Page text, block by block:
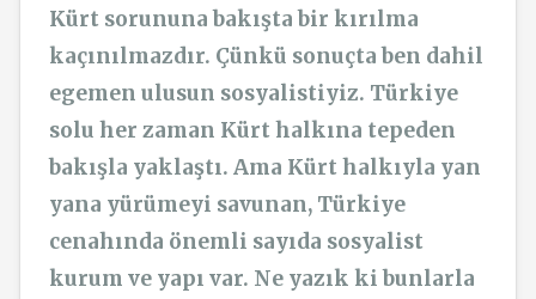
Kürt sorununa bakışta bir kırılma
kaçınılmazdır. Çünkü sonuçta ben dahil
egemen ulusun sosyalistiyiz. Türkiye
solu her zaman Kürt halkına tepeden
bakışla yaklaştı. Ama Kürt halkıyla yan
yana yürümeyi savunan, Türkiye
cenahında önemli sayıda sosyalist
kurum ve yapı var. Ne yazık ki bunlarla